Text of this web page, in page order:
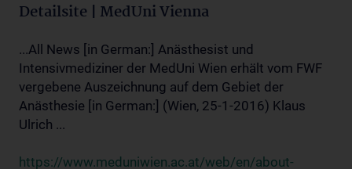
Detailsite | MedUni Vienna
...All News [in German:] Anästhesist und
Intensivmediziner der MedUni Wien erhält vom FWF
vergebene Auszeichnung auf dem Gebiet der
Anästhesie [in German:] (Wien, 25-1-2016) Klaus
Ulrich ...
https://www.meduniwien.ac.at/web/en/about-